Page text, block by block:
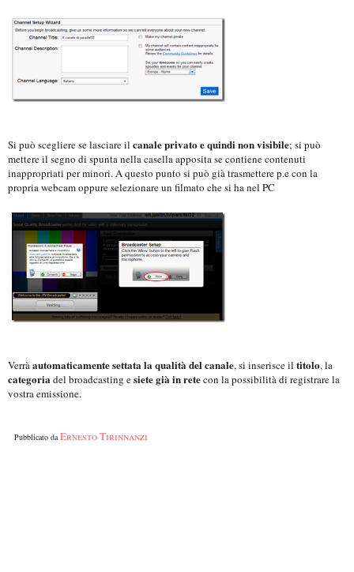
Si può scegliere se lasciare il canale privato e quindi non visibile; si può
mettere il segno di spunta nella casella apposita se contiene contenuti
inappropriati per minori. A questo punto si può già trasmettere p.e con la
propria webcam oppure selezionare un filmato che si ha nel PC
Verrà automaticamente settata la qualità del canale, si inserisce il titolo, la
categoria del broadcasting esiete già in retecon la possibilità di registrare la
vostra emissione.
Pubblicato da Ernesto Tirinnanzi